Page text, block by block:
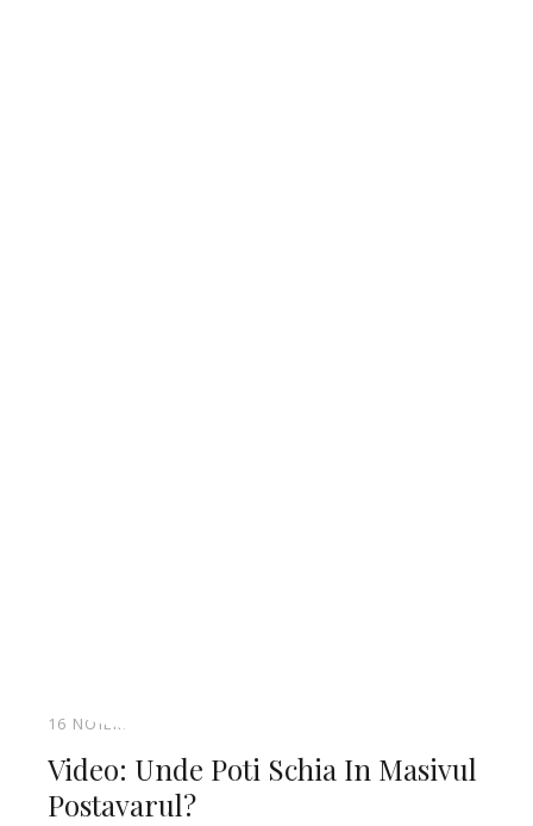
16 NOIEMBRIE 2018
Video: Unde Poti Schia In Masivul
Postavarul?